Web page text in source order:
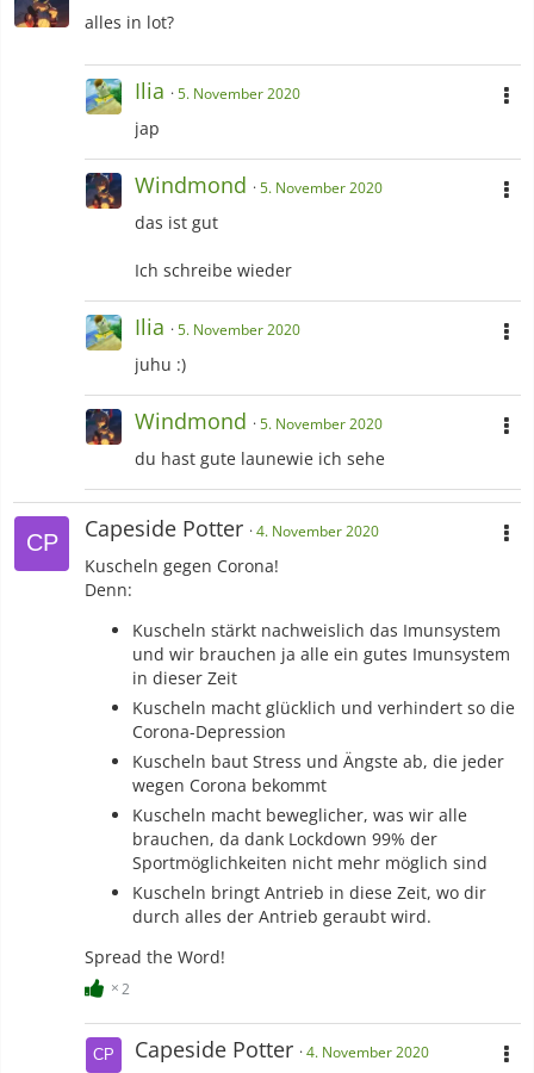
alles in lot?
Ilia 5. November 2020
jap
Windmond 5. November 2020
das ist gut
Ich schreibe wieder
Ilia 5. November 2020
juhu :)
Windmond 5. November 2020
du hast gute launewie ich sehe
Capeside Potter 4. November 2020
Kuscheln gegen Corona!
Denn:
Kuscheln stärkt nachweislich das Imunsystem
und wir brauchen ja alle ein gutes Imunsystem
in dieser Zeit
Kuscheln macht glücklich und verhindert so die
Corona-Depression
Kuscheln baut Stress und Ängste ab, die jeder
wegen Corona bekommt
Kuscheln macht beweglicher, was wir alle
brauchen, da dank Lockdown 99% der
Sportmöglichkeiten nicht mehr möglich sind
Kuscheln bringt Antrieb in diese Zeit, wo dir
durch alles der Antrieb geraubt wird.
Spread the Word!
2
Capeside Potter 4. November 2020